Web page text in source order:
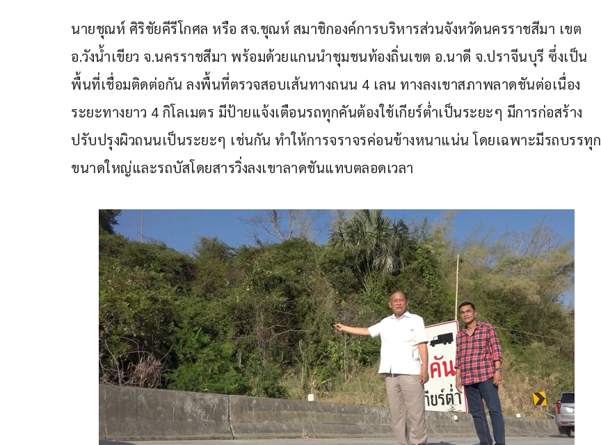
นายชุณห์ ศิริชัยคีรีโกศล หรือ สจ.ชุณห์ สมาชิกองค์การบริหารส่วนจังหวัดนครราชสีมา เขต
อ.วังน้ำเขียว จ.นครราชสีมา พร้อมด้วยแกนนำชุมชนท้องถิ่นเขต อ.นาดี จ.ปราจีนบุรี ซึ่งเป็น
พื้นที่เชื่อมติดต่อกัน ลงพื้นที่ตรวจสอบเส้นทางถนน 4 เลน ทางลงเขาสภาพลาดชันต่อเนื่อง
ระยะทางยาว 4 กิโลเมตร มีป้ายแจ้งเตือนรถทุกคันต้องใช้เกียร์ต่ำเป็นระยะๆ มีการก่อสร้าง
ปรับปรุงผิวถนนเป็นระยะๆ เช่นกัน ทำให้การจราจรค่อนข้างหนาแน่น โดยเฉพาะมีรถบรรทุก
ขนาดใหญ่และรถบัสโดยสารวิ่งลงเขาลาดชันแทบตลอดเวลา